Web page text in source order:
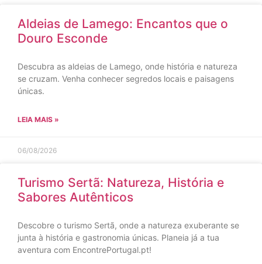
Aldeias de Lamego: Encantos que o
Douro Esconde
Descubra as aldeias de Lamego, onde história e natureza
se cruzam. Venha conhecer segredos locais e paisagens
únicas.
LEIA MAIS »
06/08/2026
Turismo Sertã: Natureza, História e
Sabores Autênticos
Descobre o turismo Sertã, onde a natureza exuberante se
junta à história e gastronomia únicas. Planeia já a tua
aventura com EncontrePortugal.pt!